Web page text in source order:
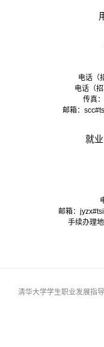
电话（
电话（
传真
邮箱：
就
邮箱：
手续办理
清华大学学生职业发展指